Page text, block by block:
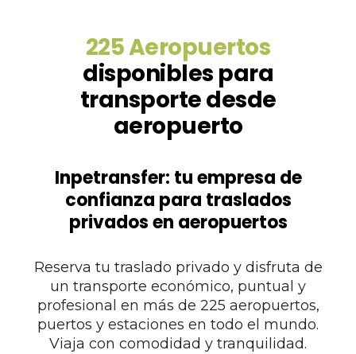
225 Aeropuertos
disponibles para
transporte desde
aeropuerto
Inpetransfer: tu empresa de
confianza para traslados
privados en aeropuertos
Reserva tu traslado privado y disfruta de
un transporte económico, puntual y
profesional en más de 225 aeropuertos,
puertos y estaciones en todo el mundo.
Viaja con comodidad y tranquilidad.